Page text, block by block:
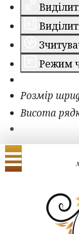
Режим
Розмір
Висота